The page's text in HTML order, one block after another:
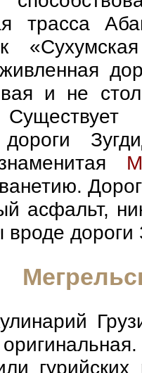
трасса
и не
дороги
асфальт,
вроде дороги